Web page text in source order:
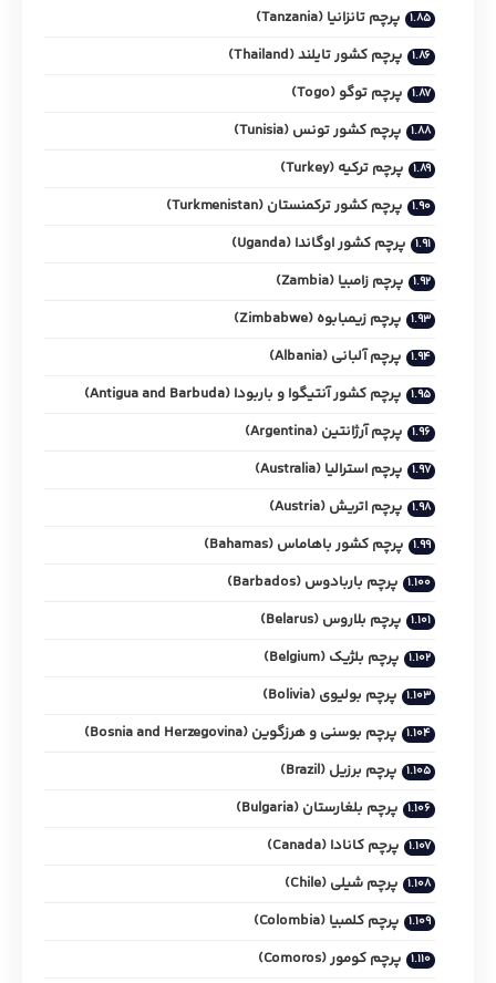
پرچم تانزانیا (Tanzania)
پرچم کشور تایلند (Thailand)
پرچم توگو (Togo)
پرچم کشور تونس (Tunisia)
پرچم ترکیه (Turkey)
پرچم کشور ترکمنستان (Turkmenistan)
پرچم کشور اوگاندا (Uganda)
پرچم زامبیا (Zambia)
پرچم زیمبابوه (Zimbabwe)
پرچم آلبانی (Albania)
پرچم کشور آنتیگوا و باربودا (Antigua and Barbuda)
پرچم آرژانتین (Argentina)
پرچم استرالیا (Australia)
پرچم اتریش (Austria)
پرچم کشور باهاماس (Bahamas)
پرچم باربادوس (Barbados)
پرچم بلاروس (Belarus)
پرچم بلژیک (Belgium)
پرچم بولیوی (Bolivia)
پرچم بوسنی و هرزگوین (Bosnia and Herzegovina)
پرچم برزیل (Brazil)
پرچم بلغارستان (Bulgaria)
پرچم کانادا (Canada)
پرچم شیلی (Chile)
پرچم کلمبیا (Colombia)
پرچم کومور (Comoros)